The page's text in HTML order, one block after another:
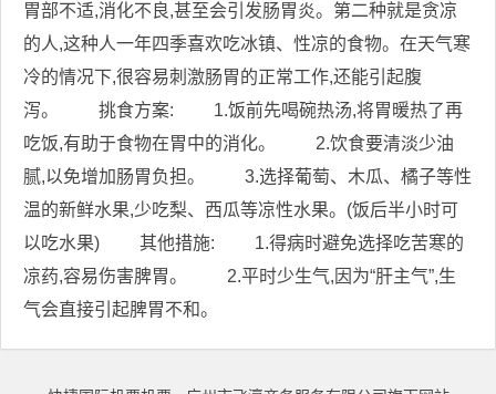
胃部不适,消化不良,甚至会引发肠胃炎。第二种就是贪凉
的人,这种人一年四季喜欢吃冰镇、性凉的食物。在天气寒
冷的情况下,很容易刺激肠胃的正常工作,还能引起腹
泻。 挑食方案: 1.饭前先喝碗热汤,将胃暖热了再
吃饭,有助于食物在胃中的消化。 2.饮食要清淡少油
腻,以免增加肠胃负担。 3.选择葡萄、木瓜、橘子等性
温的新鲜水果,少吃梨、西瓜等凉性水果。(饭后半小时可
以吃水果) 其他措施: 1.得病时避免选择吃苦寒的
凉药,容易伤害脾胃。 2.平时少生气,因为“肝主气”,生
气会直接引起脾胃不和。